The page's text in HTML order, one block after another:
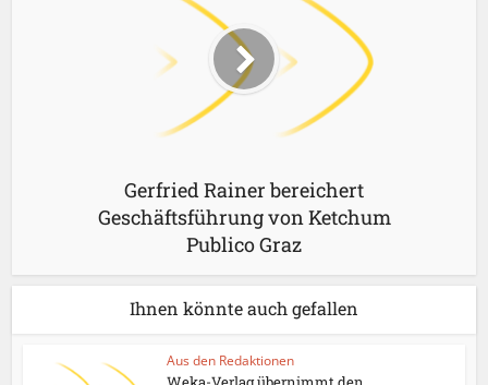
Gerfried Rainer bereichert
Geschäftsführung von Ketchum
Publico Graz
Ihnen könnte auch gefallen
Aus den Redaktionen